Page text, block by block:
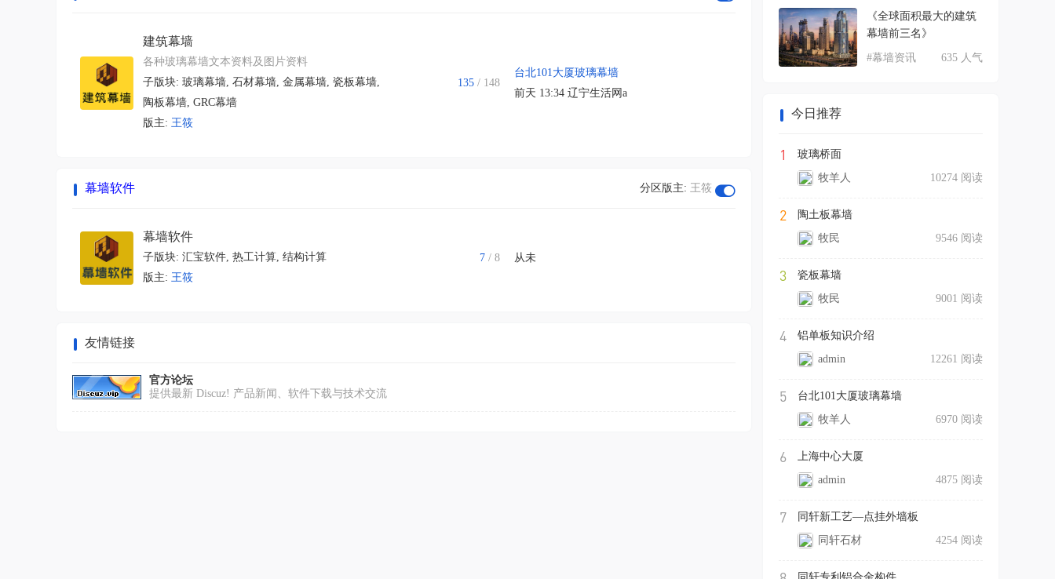
建筑幕墙
各种玻璃幕墙文本资料及图片资料
子版块: 玻璃幕墙, 石材幕墙, 金属幕墙, 瓷板幕墙,
陶板幕墙, GRC幕墙
版主: 王筱
135 / 148
台北101大厦玻璃幕墙
前天 13:34 辽宁生活网a
分区版主: 王筱
幕墙软件
幕墙软件
子版块: 汇宝软件, 热工计算, 结构计算
版主: 王筱
7 / 8 从未
友情链接
官方论坛
提供最新 Discuz! 产品新闻、软件下载与技术交流
《全球面积最大的建筑
幕墙前三名》
635 人气
#幕墙资讯
今日推荐
1
玻璃桥面
10274 阅读
牧羊人
2
陶土板幕墙
9546 阅读
牧民
3
瓷板幕墙
9001 阅读
牧民
4
铝单板知识介绍
12261 阅读
admin
5
台北101大厦玻璃幕墙
6970 阅读
牧羊人
6
上海中心大厦
4875 阅读
admin
7
同轩新工艺—点挂外墙板
4254 阅读
同轩石材